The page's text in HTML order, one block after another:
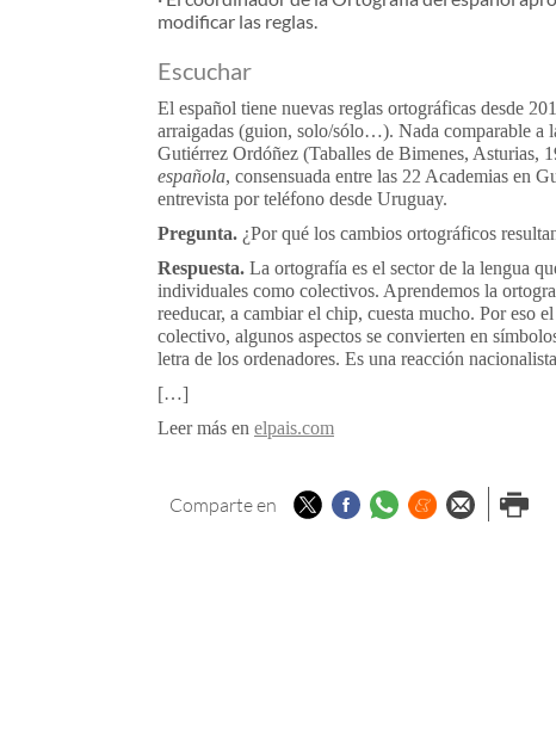
modificar las reglas.
Escuchar
El español tiene nuevas reglas ortográficas desde
arraigadas (guion, solo/sólo…). Nada comparable a
Gutiérrez Ordóñez (Taballes de Bimenes, Asturias,
española, consensuada entre las 22 Academias en
entrevista por teléfono desde Uruguay.
Pregunta. ¿Por qué los cambios ortográficos
Respuesta. La ortografía es el sector de la lengua
individuales como colectivos. Aprendemos la
reeducar, a cambiar el chip, cuesta mucho. Por eso
colectivo, algunos aspectos se convierten en
letra de los ordenadores. Es una reacción
[…]
Leer más en elpais.com
Comparte en TwitterFacebook
Whatsapp
Menéame
Enviar por